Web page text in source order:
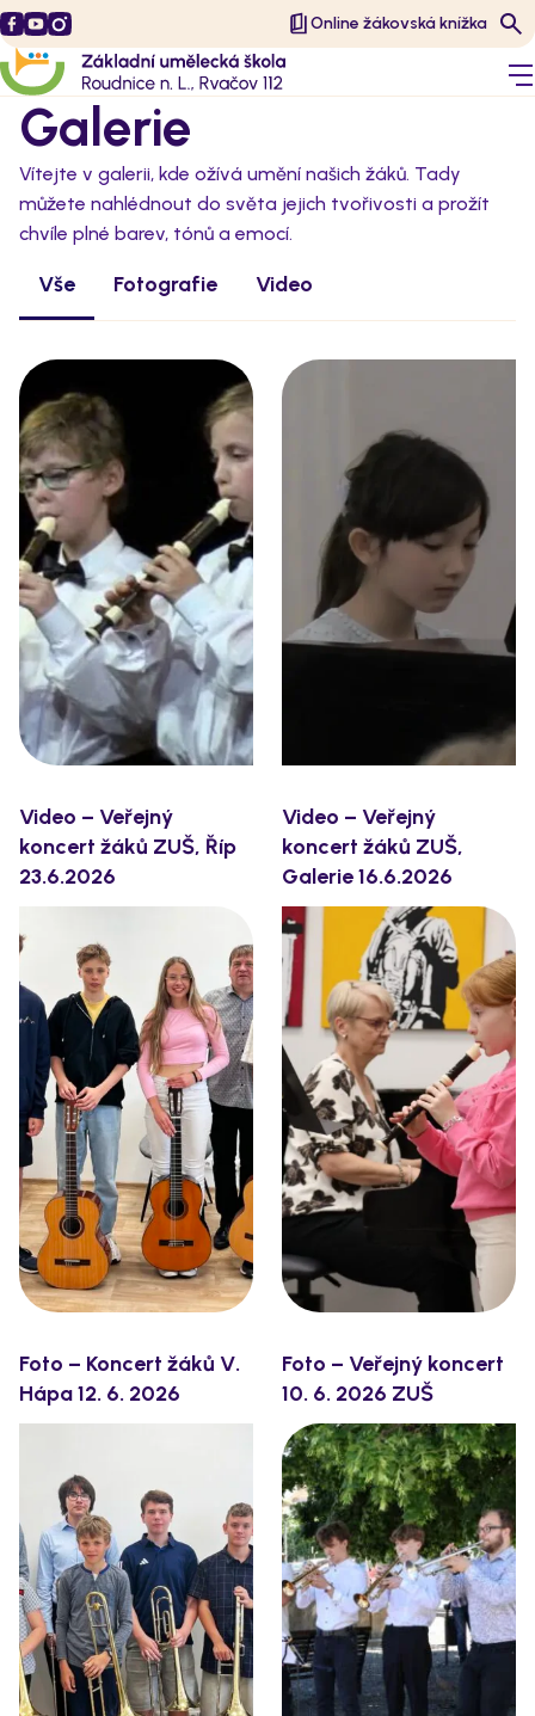
Online žákovská knížka
Galerie
Vítejte v galerii, kde ožívá umění našich žáků. Tady
můžete nahlédnout do světa jejich tvořivosti a prožít
chvíle plné barev, tónů a emocí.
Vše Fotografie Video
Video – Veřejný
koncert žáků ZUŠ, Říp
23.6.2026
Video – Veřejný
koncert žáků ZUŠ,
Galerie 16.6.2026
Foto – Koncert žáků V.
Hápa 12. 6. 2026
Foto – Veřejný koncert
10. 6. 2026 ZUŠ